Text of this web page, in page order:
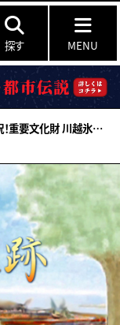
探す MENU
新美の巨人たち【祝！重要文化財 川越氷川神社本殿 超絶技巧の彫刻の謎】